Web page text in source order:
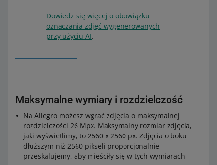
Dowiedz się więcej o obowiązku
oznaczania zdjęć wygenerowanych
przy użyciu AI.
Maksymalne wymiary i rozdzielczość
Na Allegro możesz wgrać zdjęcia o maksymalnej
rozdzielczości 26 Mpx. Maksymalny rozmiar zdjęcia,
jaki wyświetlimy, to 2560 x 2560 px. Zdjęcia o boku
dłuższym niż 2560 pikseli proporcjonalnie
przeskalujemy, aby mieściły się w tych wymiarach.